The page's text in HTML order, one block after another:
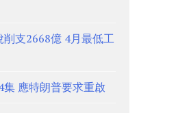
削支2668億 4月最低工
應特朗普要求重啟